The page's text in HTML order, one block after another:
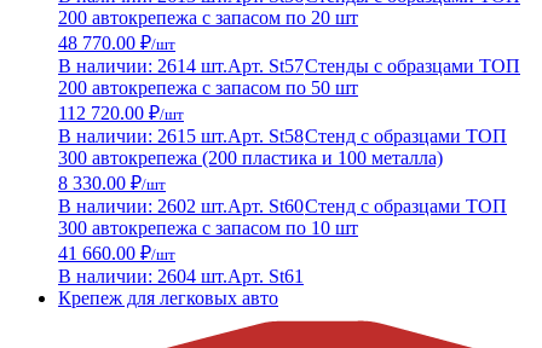
200 автокрепежа с запасом по 20 шт
48 770.00 ₽/шт
В наличии: 2614 шт.Арт. St57Стенды с образцами ТОП
200 автокрепежа с запасом по 50 шт
112 720.00 ₽/шт
В наличии: 2615 шт.Арт. St58Стенд с образцами ТОП
300 автокрепежа (200 пластика и 100 металла)
8 330.00 ₽/шт
В наличии: 2602 шт.Арт. St60Стенд с образцами ТОП
300 автокрепежа с запасом по 10 шт
41 660.00 ₽/шт
В наличии: 2604 шт.Арт. St61
Крепеж для легковых авто